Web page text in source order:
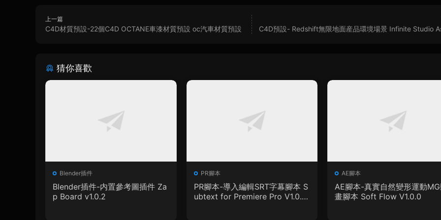
上一篇
C4D材質預設-22個C4D OCTANE車漆材質預設 oc汽車材質預設 C4D預設- Redshift無限地面産品環境場景 Infinite Studio
猜你喜歡
Blender插件
Blender插件-内置參考圖插件 Za
p Board v1.0.2
PR腳本
PR腳本-導入編輯SRT字幕腳本 S
ubtext for Premiere Pro V1.0.0
AE腳本
AE腳本-真實自然變形運動
畫腳本 Soft Flow V1.0.0